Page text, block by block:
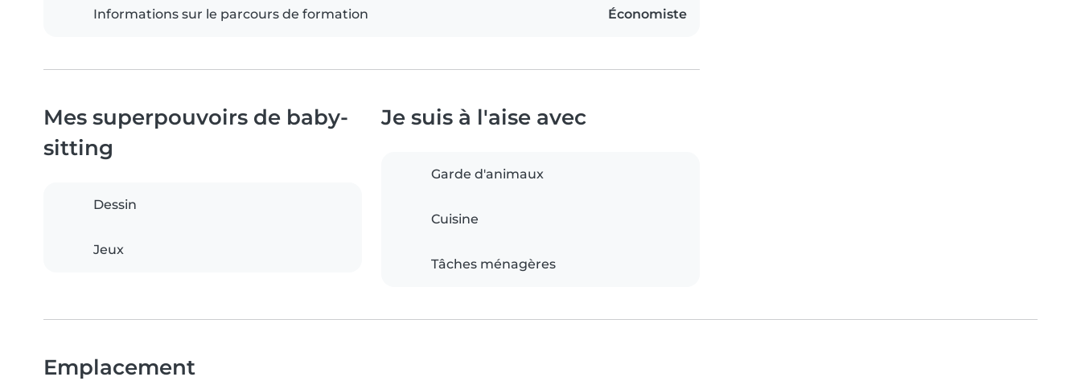
Informations sur le parcours de formation Économiste
Mes superpouvoirs de baby-
sitting
Dessin
Jeux
Je suis à l'aise avec
Garde d'animaux
Cuisine
Tâches ménagères
Emplacement